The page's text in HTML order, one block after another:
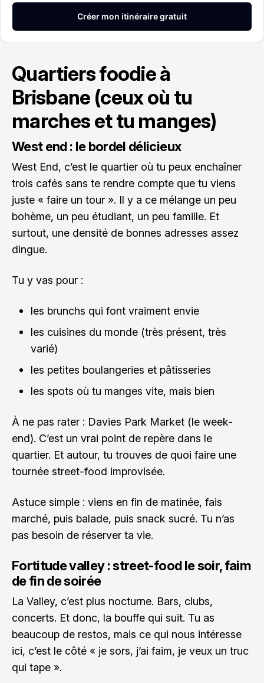
Quartiers foodie à
Brisbane (ceux où tu
marches et tu manges)
West end : le bordel délicieux
West End, c’est le quartier où tu peux enchaîner
trois cafés sans te rendre compte que tu viens
juste « faire un tour ». Il y a ce mélange un peu
bohème, un peu étudiant, un peu famille. Et
surtout, une densité de bonnes adresses assez
dingue.
Tu y vas pour :
les brunchs qui font vraiment envie
les cuisines du monde (très présent, très
varié)
les petites boulangeries et pâtisseries
les spots où tu manges vite, mais bien
À ne pas rater : Davies Park Market (le week-
end). C’est un vrai point de repère dans le
quartier. Et autour, tu trouves de quoi faire une
tournée street-food improvisée.
Astuce simple : viens en fin de matinée, fais
marché, puis balade, puis snack sucré. Tu n’as
pas besoin de réserver ta vie.
Fortitude valley : street-food le soir, faim
de fin de soirée
La Valley, c’est plus nocturne. Bars, clubs,
concerts. Et donc, la bouffe qui suit. Tu as
beaucoup de restos, mais ce qui nous intéresse
ici, c’est le côté « je sors, j’ai faim, je veux un truc
qui tape ».